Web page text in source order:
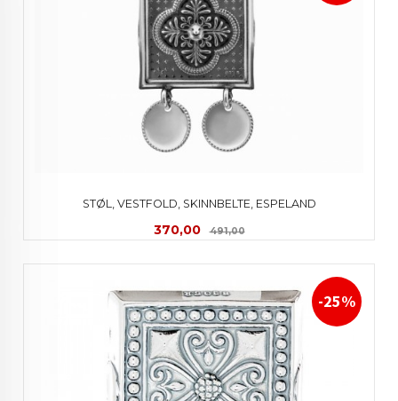
STØL, VESTFOLD, SKINNBELTE, ESPELAND
Tilbud
370,00 491,00Rabatt
-25%